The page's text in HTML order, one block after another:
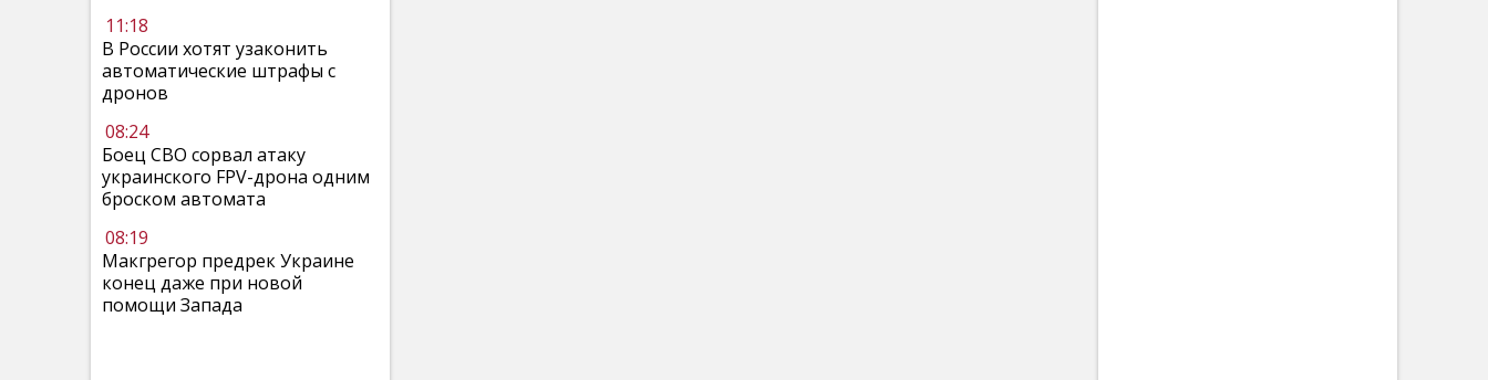
11:18
В России хотят узаконить
автоматические штрафы с
дронов
08:24
Боец СВО сорвал атаку
украинского FPV-дрона одним
броском автомата
08:19
Макгрегор предрек Украине
конец даже при новой
помощи Запада